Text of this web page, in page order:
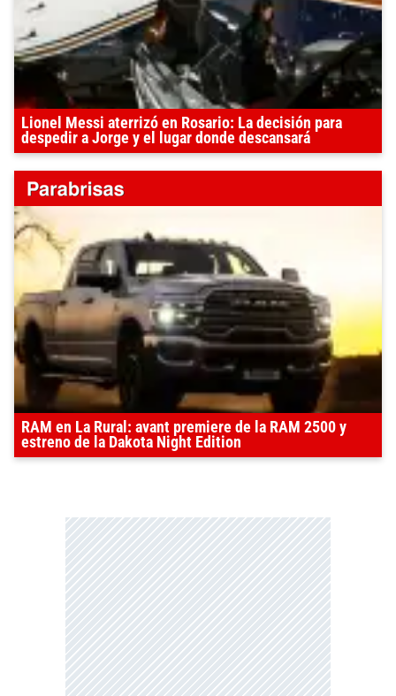
Lionel Messi aterrizó en Rosario: La decisión para
despedir a Jorge y el lugar donde descansará
RAM en La Rural: avant premiere de la RAM 2500 y
estreno de la Dakota Night Edition